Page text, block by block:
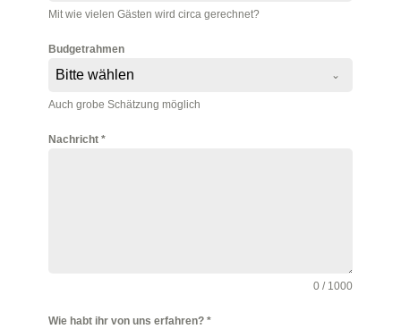
Mit wie vielen Gästen wird circa gerechnet?
Budgetrahmen
Bitte wählen
Auch grobe Schätzung möglich
Nachricht *
0 / 1000
Wie habt ihr von uns erfahren? *